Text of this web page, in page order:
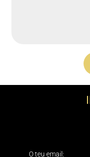
O teu email: